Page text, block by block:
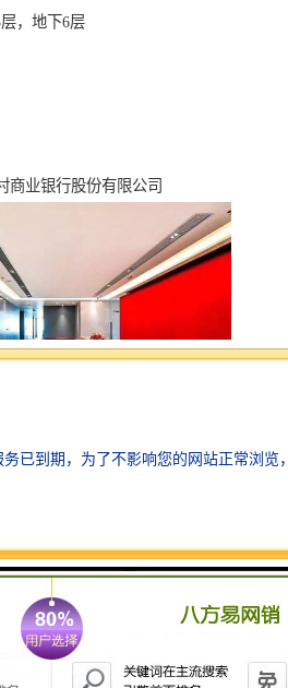
，地下6层
商业银行股份有限公司
万平方米，目前办公氛围浓厚。
型商业购物中心、五**酒店、办
业区**商业区，占地约40万平
万平方米，项目*享有区域内较*